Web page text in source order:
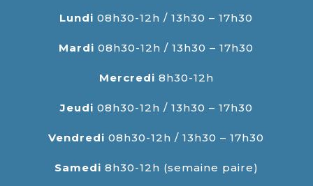
Lundi 08h30-12h / 13h30 – 17h30
Mardi08h30-12h / 13h30 – 17h30
Mercredi 8h30-12h
Jeudi 08h30-12h / 13h30 – 17h30
Vendredi 08h30-12h / 13h30 – 17h30
Samedi 8h30-12h (semaine paire)